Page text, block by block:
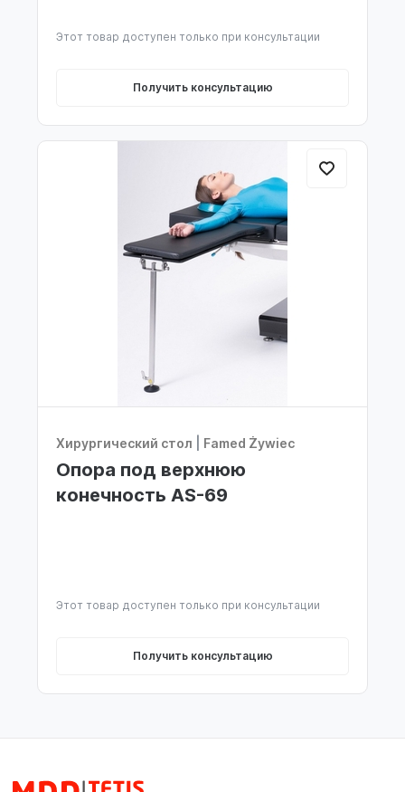
Этот товар доступен только при консультации
Получить консультацию
Хирургический стол Famed Żywiec
Опора под верхнюю
конечность AS-69
Этот товар доступен только при консультации
Получить консультацию